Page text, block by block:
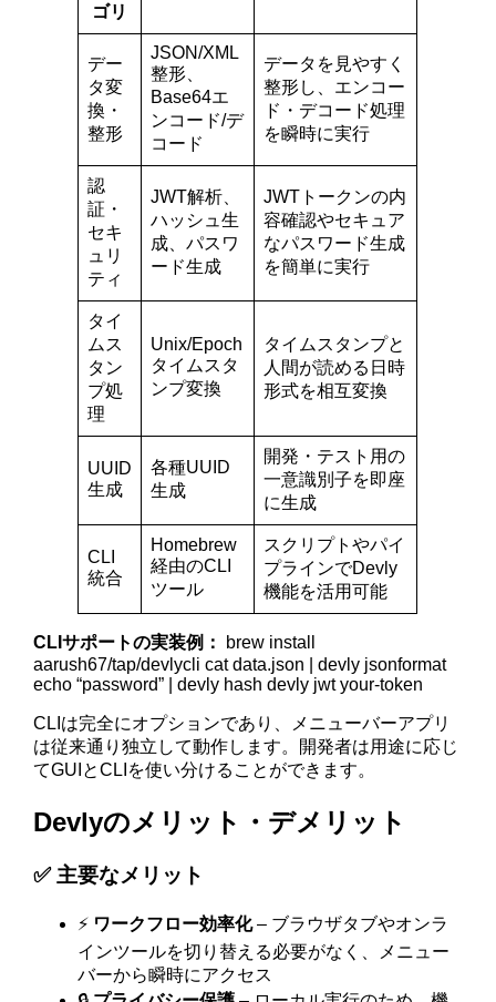
ゴリ
デー
タ変
換・
整形
JSON/XML
整形、
Base64エ
ンコード/デ
コード
データを見やすく
整形し、エンコー
ド・デコード処理
を瞬時に実行
認
証・
セキ
ュリ
ティ
JWT解析、
ハッシュ生
成、パスワ
ード生成
JWTトークンの内
容確認やセキュア
なパスワード生成
を簡単に実行
タイ
ムス
タン
プ処
理
Unix/Epoch
タイムスタ
ンプ変換
タイムスタンプと
人間が読める日時
形式を相互変換
UUID
生成
各種UUID
生成
開発・テスト用の
一意識別子を即座
に生成
CLI
統合
Homebrew
経由のCLI
ツール
スクリプトやパイ
プラインでDevly
機能を活用可能
CLIサポートの実装例：
brew install
aarush67/tap/devlycli cat data.json | devly jsonformat
echo “password” | devly hash devly jwt your-token
CLIは完全にオプションであり、メニューバーアプリ
は従来通り独立して動作します。開発者は用途に応じ
てGUIとCLIを使い分けることができます。
Devlyのメリット・デメリット
✅ 主要なメリット
⚡ ワークフロー効率化– ブラウザタブやオンラ
インツールを切り替える必要がなく、メニュー
バーから瞬時にアクセス